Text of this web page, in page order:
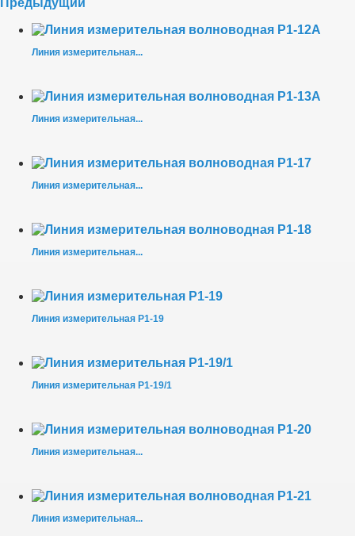
Предыдущий
Линия измерительная...
Линия измерительная...
Линия измерительная...
Линия измерительная...
Линия измерительная Р1-19
Линия измерительная Р1-19/1
Линия измерительная...
Линия измерительная...